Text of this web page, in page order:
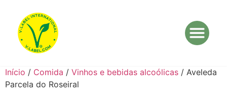
Início / Comida / Vinhos e bebidas alcoólicas / Aveleda
Parcela do Roseiral